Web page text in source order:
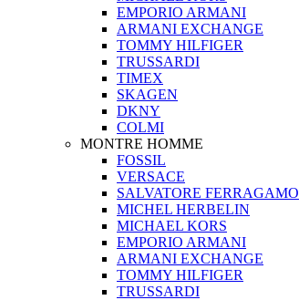
EMPORIO ARMANI
ARMANI EXCHANGE
TOMMY HILFIGER
TRUSSARDI
TIMEX
SKAGEN
DKNY
COLMI
MONTRE HOMME
FOSSIL
VERSACE
SALVATORE FERRAGAMO
MICHEL HERBELIN
MICHAEL KORS
EMPORIO ARMANI
ARMANI EXCHANGE
TOMMY HILFIGER
TRUSSARDI